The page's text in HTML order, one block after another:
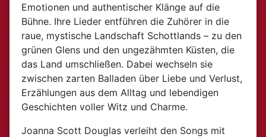
Emotionen und authentischer Klänge auf die
Bühne. Ihre Lieder entführen die Zuhörer in die
raue, mystische Landschaft Schottlands – zu den
grünen Glens und den ungezähmten Küsten, die
das Land umschließen. Dabei wechseln sie
zwischen zarten Balladen über Liebe und Verlust,
Erzählungen aus dem Alltag und lebendigen
Geschichten voller Witz und Charme.
Joanna Scott Douglas verleiht den Songs mit